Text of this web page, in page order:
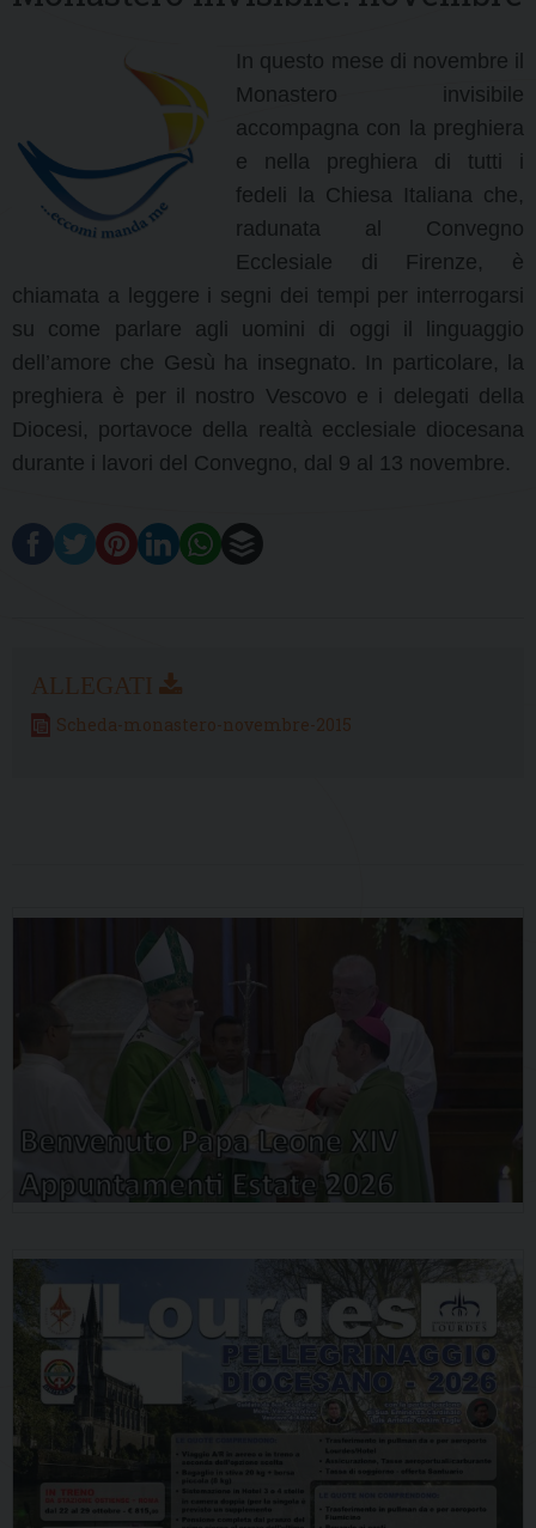
In questo mese di novembre il
Monastero invisibile
accompagna con la preghiera
e nella preghiera di tutti i
fedeli la Chiesa Italiana che,
radunata al Convegno
Ecclesiale di Firenze, è
chiamata a leggere i segni dei tempi per interrogarsi
su come parlare agli uomini di oggi il linguaggio
dell’amore che Gesù ha insegnato. In particolare, la
preghiera è per il nostro Vescovo e i delegati della
Diocesi, portavoce della realtà ecclesiale diocesana
durante i lavori del Convegno, dal 9 al 13 novembre.
Scheda-monastero-novembre-2015